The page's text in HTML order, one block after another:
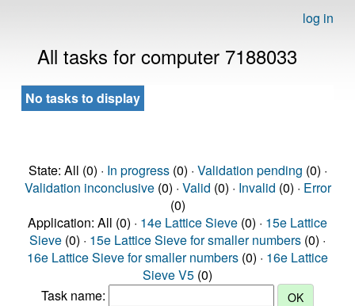
log in
All tasks for computer 7188033
No tasks to display
State: All (0) · In progress(0) · Validation pending (0) ·
Validation inconclusive(0) · Valid (0) · Invalid (0) · Error
(0)
Application: All (0) · 14e Lattice Sieve (0) · 15e Lattice
Sieve (0) · 15e Lattice Sieve for smaller numbers (0) ·
16e Lattice Sieve for smaller numbers (0) · 16e Lattice
Sieve V5 (0)
Task name: